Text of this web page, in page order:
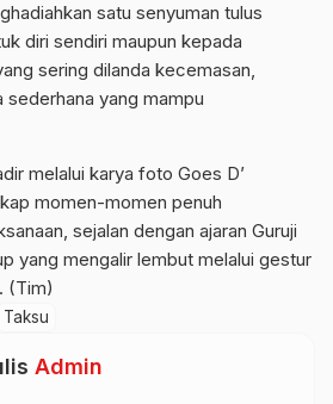
satu senyuman tulus
diri sendiri maupun kepada
sering dilanda kecemasan,
yang mampu
melalui karya foto Goes D’
momen-momen penuh
sejalan dengan ajaran Guruji
yang mengalir lembut melalui gestur
(Tim)
Taksu
Admin